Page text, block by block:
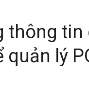
thông tin
quản lý